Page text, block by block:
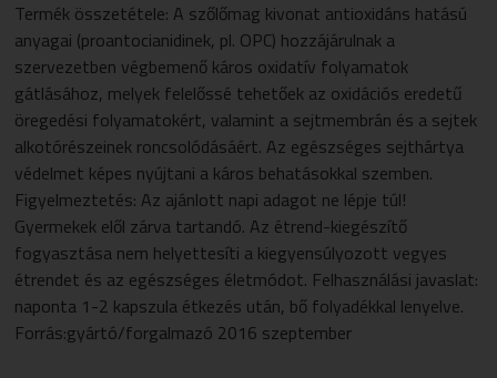
Termék összetétele: A szőlőmag kivonat antioxidáns hatású
anyagai (proantocianidinek, pl. OPC) hozzájárulnak a
szervezetben végbemenő káros oxidatív folyamatok
gátlásához, melyek felelőssé tehetőek az oxidációs eredetű
öregedési folyamatokért, valamint a sejtmembrán és a sejtek
alkotórészeinek roncsolódásáért. Az egészséges sejthártya
védelmet képes nyújtani a káros behatásokkal szemben.
Figyelmeztetés: Az ajánlott napi adagot ne lépje túl!
Gyermekek elől zárva tartandó. Az étrend-kiegészítő
fogyasztása nem helyettesíti a kiegyensúlyozott vegyes
étrendet és az egészséges életmódot. Felhasználási javaslat:
naponta 1-2 kapszula étkezés után, bő folyadékkal lenyelve.
Forrás:gyártó/forgalmazó 2016 szeptember